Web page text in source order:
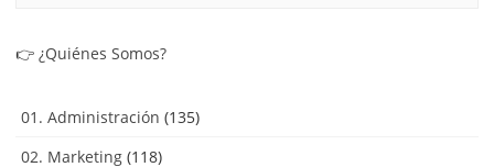
👉 ¿Quiénes Somos?
01. Administración (135)
02. Marketing (118)